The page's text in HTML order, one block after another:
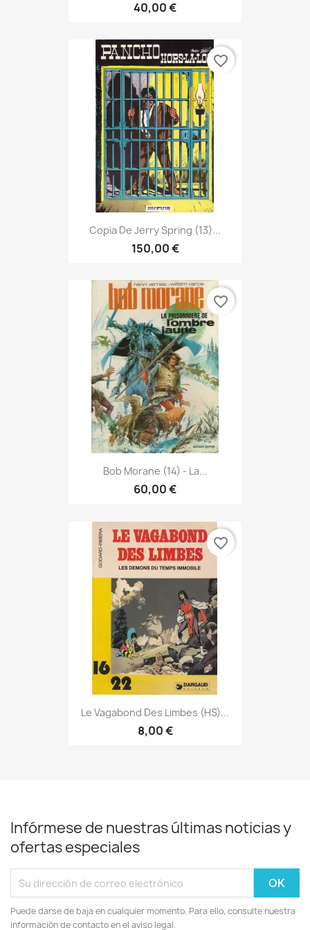
40,00 €
Copia De Jerry Spring (13)...
150,00 €
favorite_border
Bob Morane (14) - La...
60,00 €
favorite_border
Le Vagabond Des Limbes (HS)...
8,00 €
favorite_border
Infórmese de nuestras últimas noticias y
ofertas especiales
Puede darse de baja en cualquier momento. Para ello, consulte nuestra
información de contacto en el aviso legal.